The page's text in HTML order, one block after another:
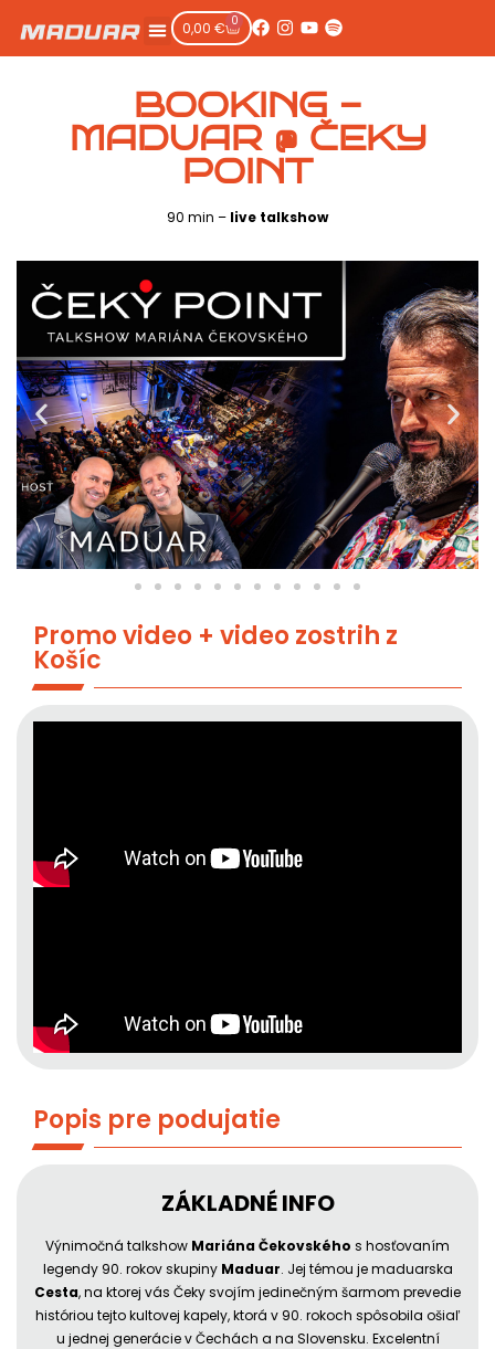
0,00 € 0
BOOKING -
MADUAR @ ČEKY
POINT
90 min – live talkshow
Promo video + video zostrih z
Košíc
Popis pre podujatie
ZÁKLADNÉ INFO
Výnimočná talkshow Mariána Čekovského s hosťovaním
legendy 90. rokov skupiny Maduar. Jej témou je maduarska
Cesta, na ktorej vás Čeky svojím jedinečným šarmom prevedie
históriou tejto kultovej kapely, ktorá v 90. rokoch spôsobila ošiaľ
u jednej generácie v Čechách a na Slovensku. Excelentní